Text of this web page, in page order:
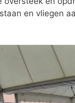
en vliegen